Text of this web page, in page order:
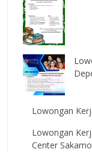
Lowongan
Lowongan
Center